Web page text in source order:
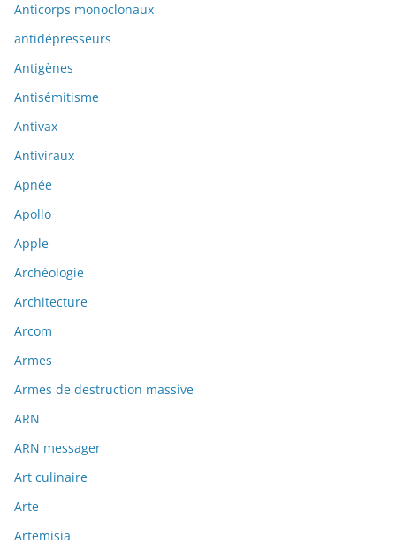
Anticorps monoclonaux
antidépresseurs
Antigènes
Antisémitisme
Antivax
Antiviraux
Apnée
Apollo
Apple
Archéologie
Architecture
Arcom
Armes
Armes de destruction massive
ARN
ARN messager
Art culinaire
Arte
Artemisia